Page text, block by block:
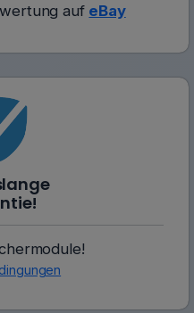
auf eBay